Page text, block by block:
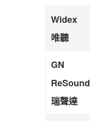
Widex
唯聽
GN
ReSound
瑞聲達